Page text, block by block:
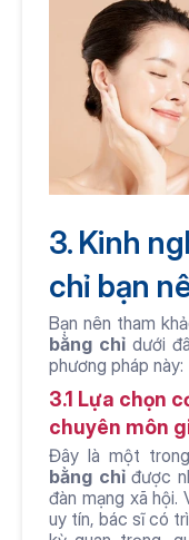
3. Kinh
chỉ bạn
Bạn nên tham
bằng chỉ dưới
phương pháp này:
3.1 Lựa chọn
chuyên môn
Đây là một
bằng chỉ được
đàn mạng xã
uy tín, bác sĩ có